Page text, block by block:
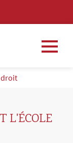
droit
L'ÉCOLE